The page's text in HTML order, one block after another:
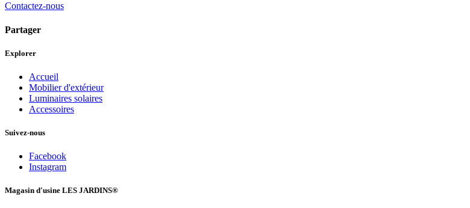
Contactez-nous
Partager
Explorer
Accueil
Mobilier d'extérieur
Luminaires solaires
Accessoires
Suivez-nous
Facebook
Instagram
Magasin d'usine LES JARDINS®